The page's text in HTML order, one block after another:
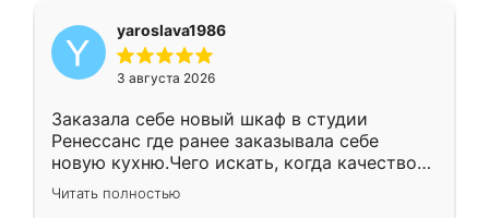
yaroslava1986
3 августа 2026
Заказала себе новый шкаф в студии
Ренессанс где ранее заказывала себе
новую кухню.Чего искать, когда качеством
вполне довольна. Служит кухня уже почти
два года, нареканий нет.
Читать полностью